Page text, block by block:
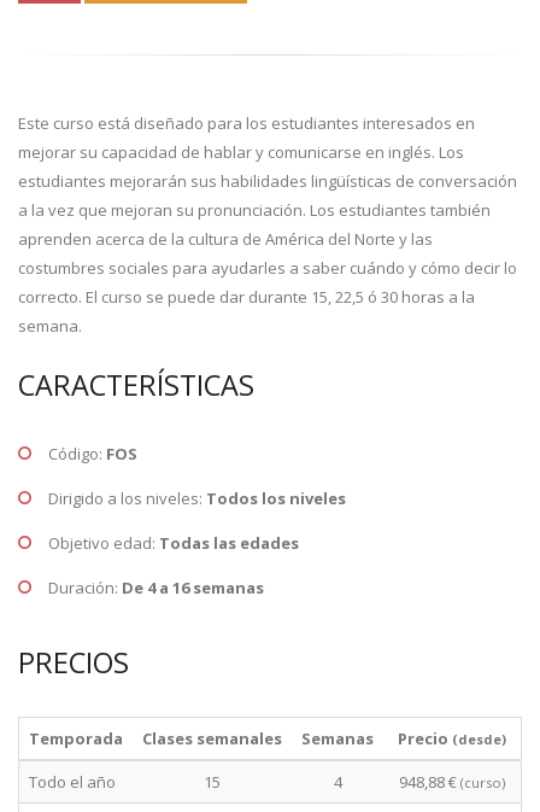
Este curso está diseñado para los estudiantes interesados en
mejorar su capacidad de hablar y comunicarse en inglés. Los
estudiantes mejorarán sus habilidades lingüísticas de conversación
a la vez que mejoran su pronunciación. Los estudiantes también
aprenden acerca de la cultura de América del Norte y las
costumbres sociales para ayudarles a saber cuándo y cómo decir lo
correcto. El curso se puede dar durante 15, 22,5 ó 30 horas a la
semana.
CARACTERÍSTICAS
Código: FOS
Dirigido a los niveles: Todos los niveles
Objetivo edad: Todas las edades
Duración: De 4 a 16 semanas
PRECIOS
Temporada Clases semanales Semanas Precio (desde)
Todo el año 15 4 948,88 € (curso)